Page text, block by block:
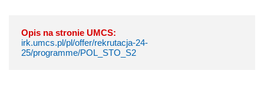
Opis na stronie UMCS:
irk.umcs.pl/pl/offer/rekrutacja-24-
25/programme/POL_STO_S2